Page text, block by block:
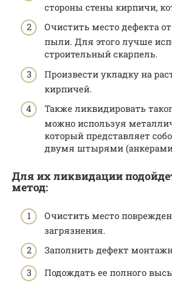
стороны стены кирпичи,
Очистить место дефекта
пыли. Для этого лучше
строительный скарпель.
Произвести укладку на
кирпичей.
Также ликвидировать
можно используя
который представляет
двумя штырями
Для их ликвидации
метод:
Очистить место
загрязнения.
Заполнить дефект
Подождать ее полного